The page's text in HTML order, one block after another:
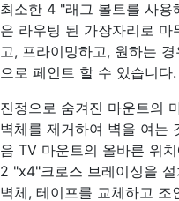
최소한 4 "래그 볼트를 사용
은 라우팅 된 가장자리로 마
고, 프라이밍하고, 원하는
으로 페인트 할 수 있습니다.
진정으로 숨겨진 마운트의
벽체를 제거하여 벽을 여는
음 TV 마운트의 올바른 위
2 "x4"크로스 브레이싱을
벽체, 테이프를 교체하고 조